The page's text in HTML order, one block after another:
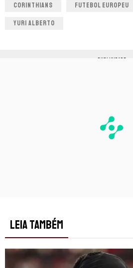
CORINTHIANS FUTEBOL EUROPEU
YURI ALBERTO
PUBLICIDADE
LEIA TAMBÉM